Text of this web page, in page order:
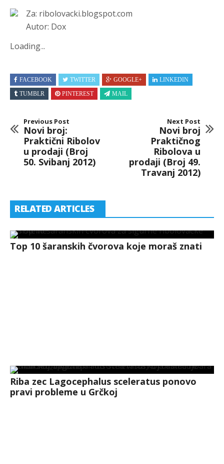
Za: ribolovacki.blogspot.com
Autor: Dox
Loading...
FACEBOOK TWITTER GOOGLE+
LINKEDIN
TUMBLR
PINTEREST MAIL
Previous Post
Novi broj:
Praktični Ribolov
u prodaji (Broj
50. Svibanj 2012)
Next Post
Novi broj
Praktičnog
Ribolova u
prodaji (Broj 49.
Travanj 2012)
RELATED ARTICLES
Top 10 šaranskih čvorova koje moraš znati
Riba zec Lagocephalus sceleratus ponovo
pravi probleme u Grčkoj